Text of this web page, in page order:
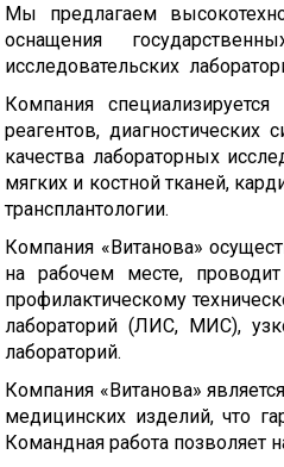
Мы предлагаем
оснащения
исследовательских
Компания
реагентов,
качества лабораторных
мягких и костной тканей,
трансплантологии.
Компания «Витанова»
на рабочем месте,
профилактическому
лабораторий (ЛИС, МИС),
лабораторий.
Компания «Витанова»
медицинских изделий, что
Командная работа позволяет